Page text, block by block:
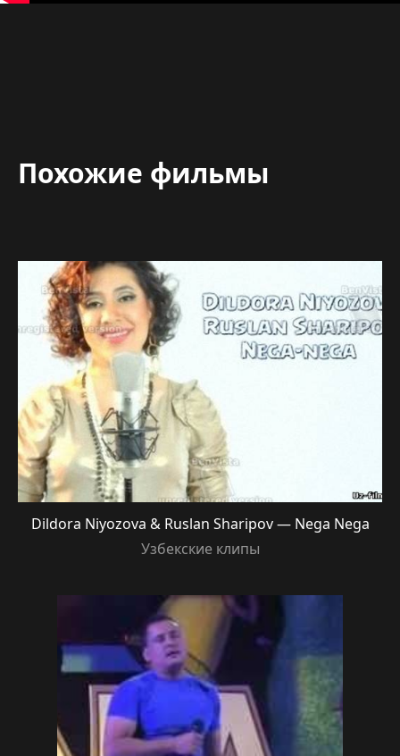
Похожие фильмы
Dildora Niyozova & Ruslan Sharipov — Nega Nega
Узбекские клипы